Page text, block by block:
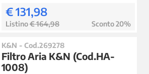
€ 131,98
Listino€ 164,98 Sconto 20%
K&N - Cod.269278
Filtro Aria K&N (Cod.HA-
1008)